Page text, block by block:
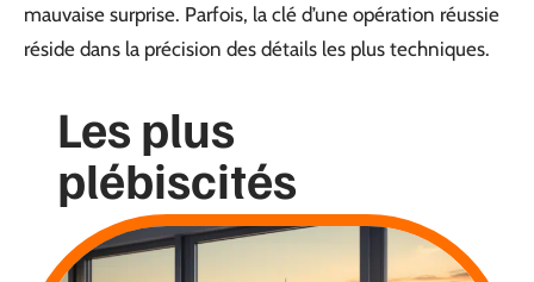
mauvaise surprise. Parfois, la clé d’une opération réussie
réside dans la précision des détails les plus techniques.
Les plus
plébiscités